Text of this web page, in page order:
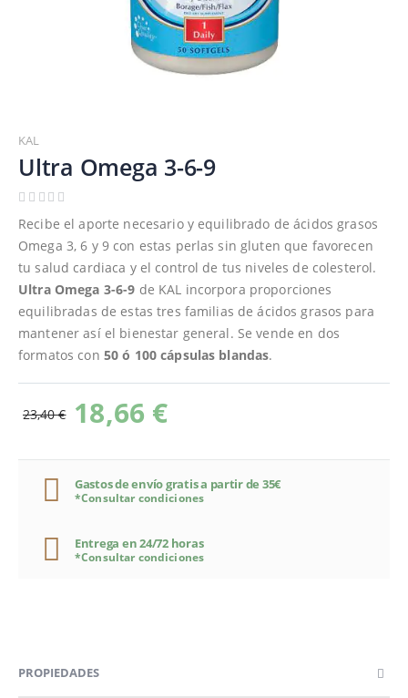
al
comienzo
de
la
galería
imágenes
KAL
Ultra Omega 3-6-9
Recibe el aporte necesario y equilibrado de ácidos grasos
Omega 3, 6 y 9 con estas perlas sin gluten que favorecen
tu salud cardiaca y el control de tus niveles de colesterol.
Ultra Omega 3-6-9 de KAL incorpora proporciones
equilibradas de estas tres familias de ácidos grasos para
mantener así el bienestar general. Se vende en dos
formatos con 50 ó 100 cápsulas blandas.
18,66 €
23,40 €
Gastos de envío gratis a partir de 35€
*Consultar condiciones
Entrega en 24/72 horas
*Consultar condiciones
PROPIEDADES